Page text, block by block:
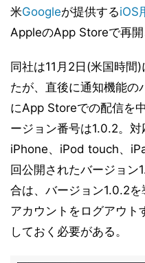
米Googleが提供するiOS
AppleのApp Storeで再開
同社は11月2日(米国時間)
たが、直後に通知機能の
にApp Storeでの配信を
ージョン番号は1.0.2。
iPhone、iPod touch、
回公開されたバージョン
合は、バージョン1.0.2
アカウントをログアウト
しておく必要がある。